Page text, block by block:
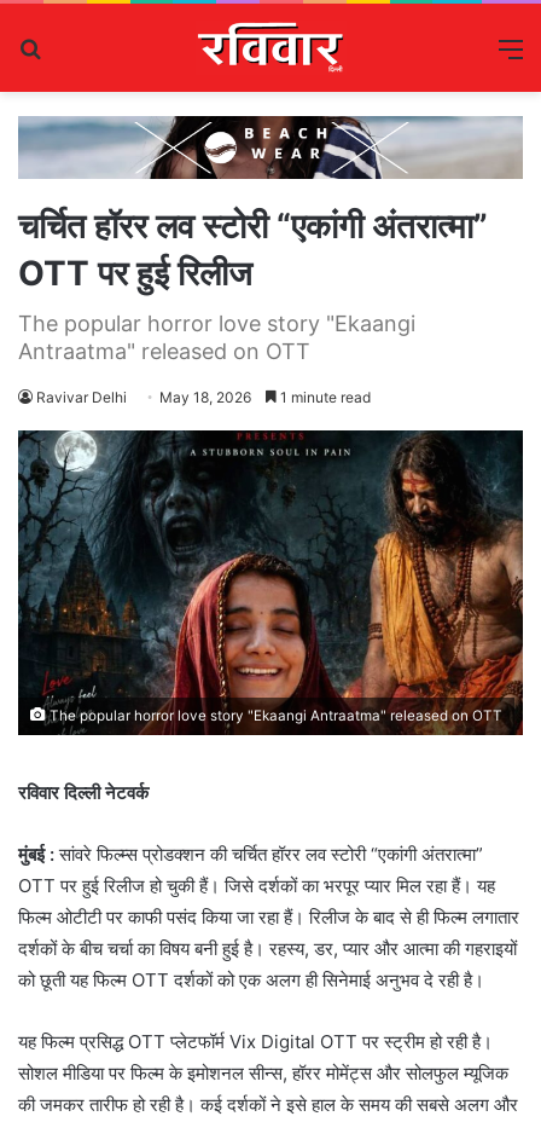
चर्चित हॉरर लव स्टोरी “एकांगी अंतरात्मा”
OTT पर हुई रिलीज
The popular horror love story "Ekaangi
Antraatma" released on OTT
Ravivar Delhi May 18, 2026 1 minute read
The popular horror love story "Ekaangi Antraatma" released on OTT
रविवार दिल्ली नेटवर्क
मुंबई :सांवरे फिल्म्स प्रोडक्शन की चर्चित हॉरर लव स्टोरी “एकांगी अंतरात्मा”
OTT पर हुई रिलीज हो चुकी हैं। जिसे दर्शकों का भरपूर प्यार मिल रहा हैं। यह
फिल्म ओटीटी पर काफी पसंद किया जा रहा हैं। रिलीज के बाद से ही फिल्म लगातार
दर्शकों के बीच चर्चा का विषय बनी हुई है। रहस्य, डर, प्यार और आत्मा की गहराइयों
को छूती यह फिल्म OTT दर्शकों को एक अलग ही सिनेमाई अनुभव दे रही है।
यह फिल्म प्रसिद्ध OTT प्लेटफॉर्म Vix Digital OTT पर स्ट्रीम हो रही है।
सोशल मीडिया पर फिल्म के इमोशनल सीन्स, हॉरर मोमेंट्स और सोलफुल म्यूजिक
की जमकर तारीफ हो रही है। कई दर्शकों ने इसे हाल के समय की सबसे अलग और